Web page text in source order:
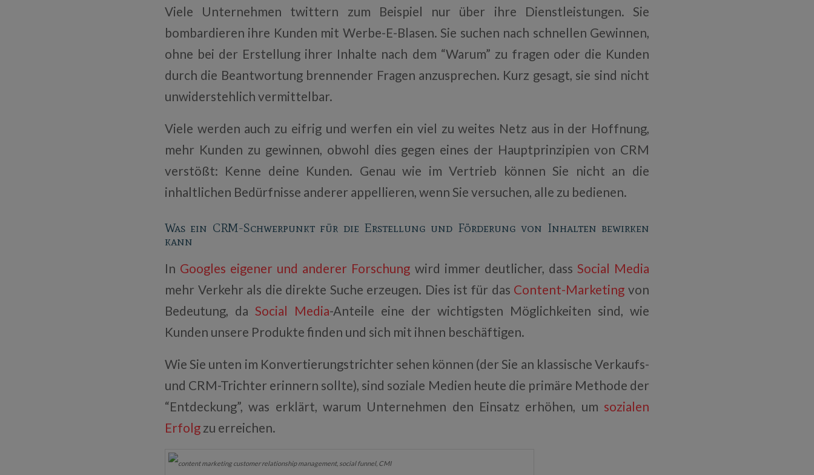
Viele Unternehmen twittern zum Beispiel nur über ihre Dienstleistungen. Sie
bombardieren ihre Kunden mit Werbe-E-Blasen. Sie suchen nach schnellen Gewinnen,
ohne bei der Erstellung ihrer Inhalte nach dem “Warum” zu fragen oder die Kunden
durch die Beantwortung brennender Fragen anzusprechen. Kurz gesagt, sie sind nicht
unwiderstehlich vermittelbar.
Viele werden auch zu eifrig und werfen ein viel zu weites Netz aus in der Hoffnung,
mehr Kunden zu gewinnen, obwohl dies gegen eines der Hauptprinzipien von CRM
verstößt: Kenne deine Kunden. Genau wie im Vertrieb können Sie nicht an die
inhaltlichen Bedürfnisse anderer appellieren, wenn Sie versuchen, alle zu bedienen.
Was ein CRM-Schwerpunkt für die Erstellung und Förderung von Inhalten bewirken
kann
In Googles eigener und anderer Forschung wird immer deutlicher, dass Social Media
mehr Verkehr als die direkte Suche erzeugen. Dies ist für das Content-Marketing von
Bedeutung, da Social Media-Anteile eine der wichtigsten Möglichkeiten sind, wie
Kunden unsere Produkte finden und sich mit ihnen beschäftigen.
Wie Sie unten im Konvertierungstrichter sehen können (der Sie an klassische Verkaufs-
und CRM-Trichter erinnern sollte), sind soziale Medien heute die primäre Methode der
“Entdeckung”, was erklärt, warum Unternehmen den Einsatz erhöhen, um sozialen
Erfolgzu erreichen.